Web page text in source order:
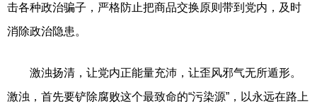
击各种政治骗子，严格防止把商品交换原则带到党内，及时
消除政治隐患。
激浊扬清，让党内正能量充沛，让歪风邪气无所遁形。
激浊，首先要铲除腐败这个最致命的“污染源”，以永远在路上